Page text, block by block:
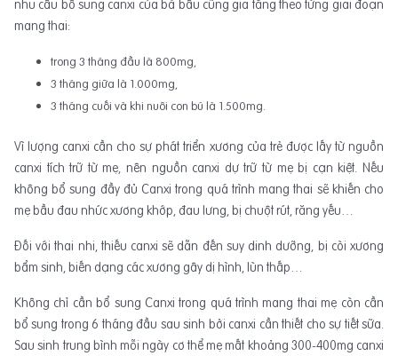
nhu cầu bổ sung canxi của bà bầu cũng gia tăng theo từng giai đoạn
mang thai:
trong 3 tháng đầu là 800mg,
3 tháng giữa là 1.000mg,
3 tháng cuối và khi nuôi con bú là 1.500mg.
Vì lượng canxi cần cho sự phát triển xương của trẻ được lấy từ nguồn
canxi tích trữ từ mẹ, nên nguồn canxi dự trữ từ mẹ bị cạn kiệt. Nếu
không bổ sung đầy đủ Canxi trong quá trình mang thai sẽ khiến cho
mẹ bầu đau nhức xương khớp, đau lưng, bị chuột rút, răng yếu…
Đối với thai nhi, thiếu canxi sẽ dẫn đến suy dinh dưỡng, bị còi xương
bẩm sinh, biến dạng các xương gây dị hình, lùn thấp…
Không chỉ cần bổ sung Canxi trong quá trình mang thai mẹ còn cần
bổ sung trong 6 tháng đầu sau sinh bởi canxi cần thiết cho sự tiết sữa.
Sau sinh trung bình mỗi ngày cơ thể mẹ mất khoảng 300-400mg canxi